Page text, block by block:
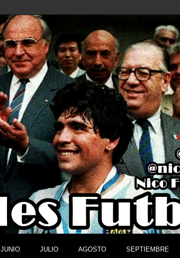
JUNIO JULIO AGOSTO SEPTIEMBRE